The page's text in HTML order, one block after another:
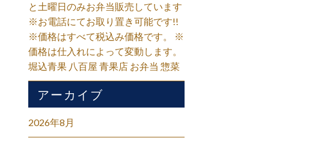
と土曜日のみお弁当販売しています
※お電話にてお取り置き可能です!!
※価格はすべて税込み価格です。 ※
価格は仕入れによって変動します。
堀込青果 八百屋 青果店 お弁当 惣菜
アーカイブ
2026年8月